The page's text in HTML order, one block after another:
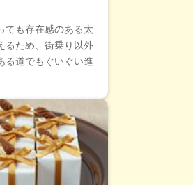
ても存在感のある太
るため、街乗り以外
る道でもぐいぐい進